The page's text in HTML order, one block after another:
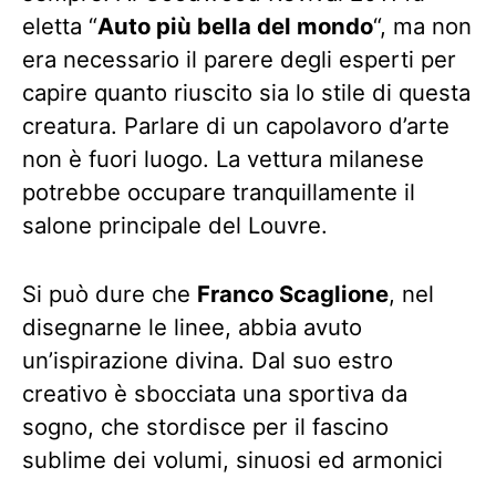
eletta “Auto più bella del mondo“, ma non
era necessario il parere degli esperti per
capire quanto riuscito sia lo stile di questa
creatura. Parlare di un capolavoro d’arte
non è fuori luogo. La vettura milanese
potrebbe occupare tranquillamente il
salone principale del Louvre.
Si può dure che Franco Scaglione, nel
disegnarne le linee, abbia avuto
un’ispirazione divina. Dal suo estro
creativo è sbocciata una sportiva da
sogno, che stordisce per il fascino
sublime dei volumi, sinuosi ed armonici